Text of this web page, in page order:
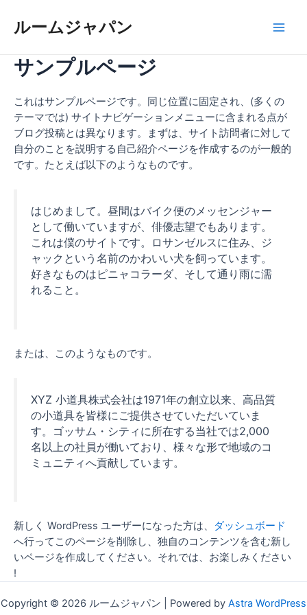
ルームジャパン
サンプルページ
これはサンプルページです。同じ位置に固定され、(多くの
テーマでは) サイトナビゲーションメニューに含まれる点が
ブログ投稿とは異なります。まずは、サイト訪問者に対して
自分のことを説明する自己紹介ページを作成するのが一般的
です。たとえば以下のようなものです。
はじめまして。昼間はバイク便のメッセンジャー
として働いていますが、俳優志望でもあります。
これは僕のサイトです。ロサンゼルスに住み、ジ
ャックという名前のかわいい犬を飼っています。
好きなものはピニャコラーダ、そして通り雨に濡
れること。
または、このようなものです。
XYZ 小道具株式会社は1971年の創立以来、高品質
の小道具を皆様にご提供させていただいていま
す。ゴッサム・シティに所在する当社では2,000
名以上の社員が働いており、様々な形で地域のコ
ミュニティへ貢献しています。
新しく WordPress ユーザーになった方は、
ダッシュボード
へ行ってこのページを削除し、独自のコンテンツを含む新し
いページを作成してください。それでは、お楽しみください
!
Copyright © 2026 ルームジャパン | Powered by Astra WordPress